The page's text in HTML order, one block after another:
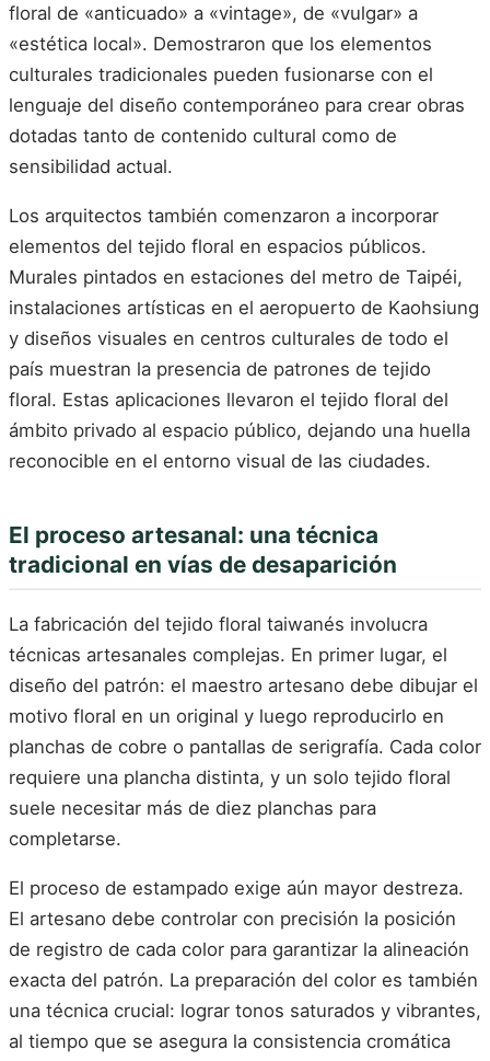
floral de «anticuado» a «vintage», de «vulgar» a
«estética local». Demostraron que los elementos
culturales tradicionales pueden fusionarse con el
lenguaje del diseño contemporáneo para crear obras
dotadas tanto de contenido cultural como de
sensibilidad actual.
Los arquitectos también comenzaron a incorporar
elementos del tejido floral en espacios públicos.
Murales pintados en estaciones del metro de Taipéi,
instalaciones artísticas en el aeropuerto de Kaohsiung
y diseños visuales en centros culturales de todo el
país muestran la presencia de patrones de tejido
floral. Estas aplicaciones llevaron el tejido floral del
ámbito privado al espacio público, dejando una huella
reconocible en el entorno visual de las ciudades.
El proceso artesanal: una técnica
tradicional en vías de desaparición
La fabricación del tejido floral taiwanés involucra
técnicas artesanales complejas. En primer lugar, el
diseño del patrón: el maestro artesano debe dibujar el
motivo floral en un original y luego reproducirlo en
planchas de cobre o pantallas de serigrafía. Cada color
requiere una plancha distinta, y un solo tejido floral
suele necesitar más de diez planchas para
completarse.
El proceso de estampado exige aún mayor destreza.
El artesano debe controlar con precisión la posición
de registro de cada color para garantizar la alineación
exacta del patrón. La preparación del color es también
una técnica crucial: lograr tonos saturados y vibrantes,
al tiempo que se asegura la consistencia cromática